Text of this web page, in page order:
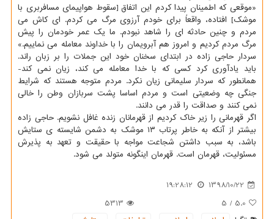
«موقعی كه اطمینان پیدا كردم این اتفاق [سقوط هواپیمای مسافربری با
موشك] افتاده، واقعاً برای خودم آرزوی مرگ می كردم. ای كاش می
مردم و چنین حادثه ای را شاهد نبودم. ما یك عمر خودمان را پیش
مرگ مردم كردیم و امروز هم آبرویمان را با خداوند معامله می نماییم.»
سردار حاجی زاده در ابتدای سخنان خود این جملات را بر زبان راند.
باید یادآوری كرد كسی كه با خدا معامله می كند، زیان نمی كند-
همانطور كه سردار سلیمانی زیان نكرد. مردم متوجه هستند كه شرایط
جنگی چه وضعیتی است و مردم اساسا پشت سربازان وطن را خالی
نمی كنند و صداقت را قدر می دانند.
اگر قهرمانی را زیر خاك كردیم از قهرمانان زنده غافل نشویم. حاجی زاده
بیشتر از آنكه به خاطر پرتاب ۱۳ موشك به دشمن شایسته ی ستایش
باشد، به سبب داشتن شجاعت مواجه با حقیقت و تعهد به پذیرش
مسئولیت، قهرمان است. قهرمان اینگونه متولد می شود.
1398/10/22
19:28:12
5.0
/
5
5313